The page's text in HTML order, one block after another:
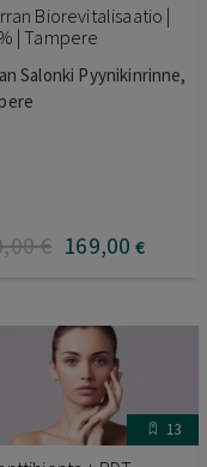
Biorevitalisaatio |
| Tampere
Salonki Pyynikinrinne,
,00€ 169,00 €
13